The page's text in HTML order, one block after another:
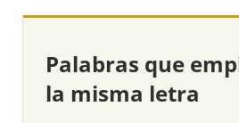
Palabras que
la misma letra